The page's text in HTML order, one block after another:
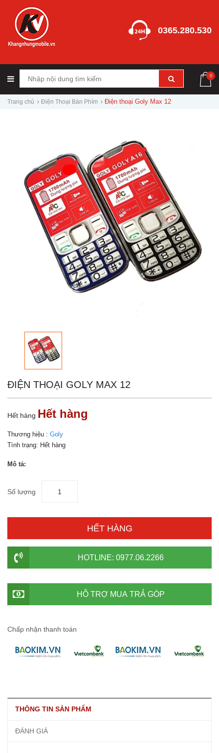
0365.280.530
0
Trang chủ Điện Thoại Bàn Phím Điện thoại Goly Max 12
ĐIỆN THOẠI GOLY MAX 12
Hết hàng Hết hàng
Thương hiệu : Goly
Tình trạng: Hết hàng
Mô tả:
Số lượng
HẾT HÀNG
HOTLINE: 0977.06.2266
HỖ TRỢ MUA TRẢ GÓP
Chấp nhận thanh toán
THÔNG TIN SẢN PHẨM
ĐÁNH GIÁ